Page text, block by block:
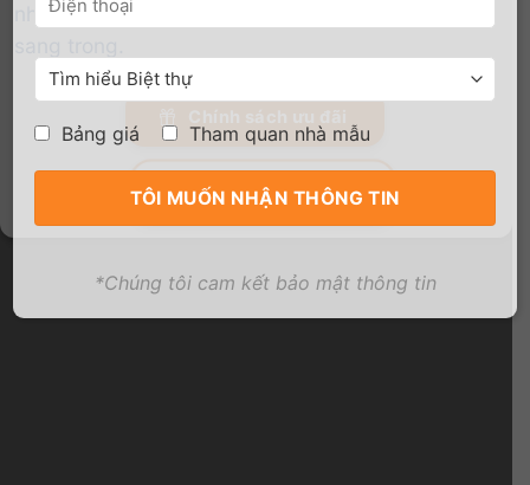
nhà liền kề và 1 căn biệt thự có thiết kế hiện đại,
Nhận bảng giá
Bảng giá Tham quan nhà mẫu
*Chúng tôi cam kết bảo mật thông tin